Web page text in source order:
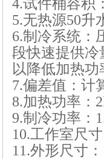
4.试件桶容积
5.无热源50升
6.制冷系统：
段快速提供冷
以降低加热
7.偏差值：计
8.加热功率：
9.制冷功率：
10.工作室尺
11.外形尺寸：